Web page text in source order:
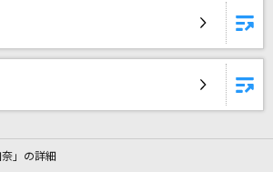
ョン
ころ
奈」の詳細